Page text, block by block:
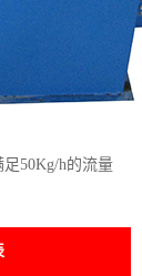
50Kg/h的流量